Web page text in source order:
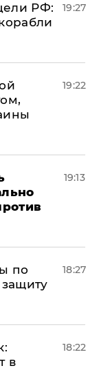
РФ:
19:27
19:22
19:13
по
18:27
в
18:22